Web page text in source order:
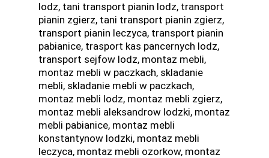
lodz, tani transport pianin lodz, transport
pianin zgierz, tani transport pianin zgierz,
transport pianin leczyca, transport pianin
pabianice, trasport kas pancernych lodz,
transport sejfow lodz, montaz mebli,
montaz mebli w paczkach, skladanie
mebli, skladanie mebli w paczkach,
montaz mebli lodz, montaz mebli zgierz,
montaz mebli aleksandrow lodzki, montaz
mebli pabianice, montaz mebli
konstantynow lodzki, montaz mebli
leczyca, montaz mebli ozorkow, montaz